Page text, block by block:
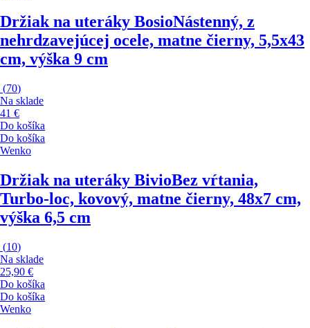
Držiak na uteráky BosioNástenný, z
nehrdzavejúcej ocele, matne čierny, 5,5x43
cm, výška 9 cm
(70)
Na sklade
41 €
Do košíka
Do košíka
Wenko
Držiak na uteráky BivioBez vŕtania,
Turbo-loc, kovový, matne čierny, 48x7 cm,
výška 6,5 cm
(10)
Na sklade
25,90 €
Do košíka
Do košíka
Wenko